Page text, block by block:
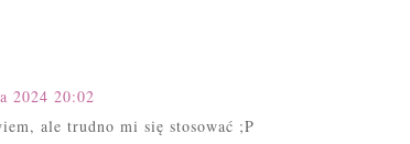
2024 20:02
ale trudno mi się stosować ;P